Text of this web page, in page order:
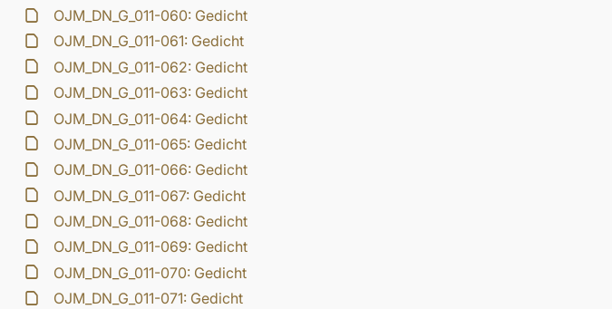
OJM_DN_G_011-060: Gedicht
OJM_DN_G_011-061: Gedicht
OJM_DN_G_011-062: Gedicht
OJM_DN_G_011-063: Gedicht
OJM_DN_G_011-064: Gedicht
OJM_DN_G_011-065: Gedicht
OJM_DN_G_011-066: Gedicht
OJM_DN_G_011-067: Gedicht
OJM_DN_G_011-068: Gedicht
OJM_DN_G_011-069: Gedicht
OJM_DN_G_011-070: Gedicht
OJM_DN_G_011-071: Gedicht